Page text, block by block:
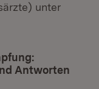
unter
Antworten